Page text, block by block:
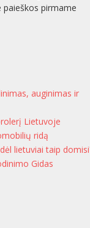
paieškos pirmame
auginimas ir
Lietuvoje
ridą
lietuviai taip
Gidas